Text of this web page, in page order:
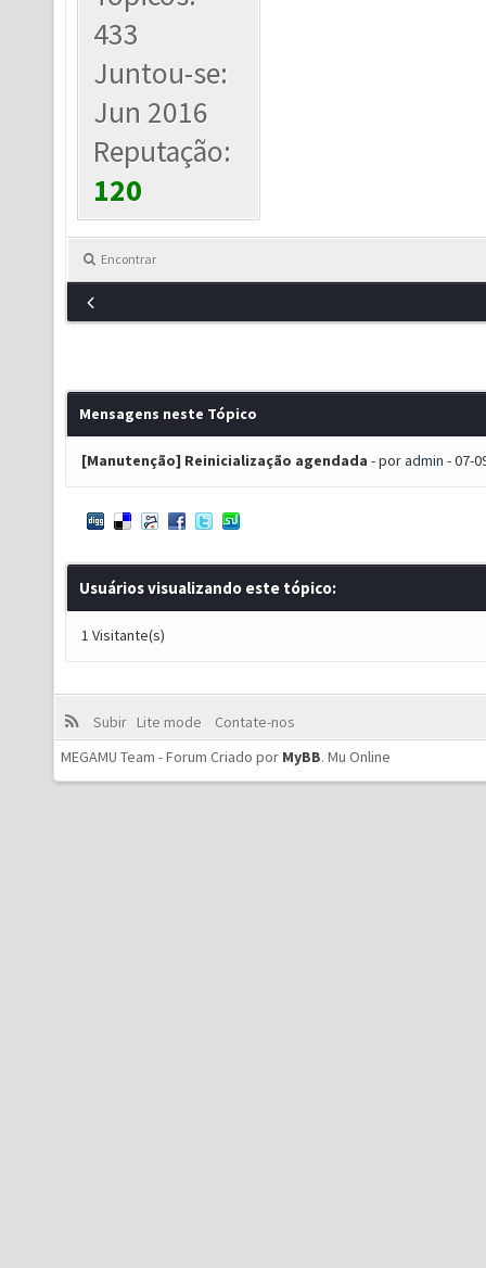
433
Juntou-se:
Jun 2016
Reputação:
120
Encontrar
Mensagens neste Tópico
[Manutenção] Reinicialização agendada - poradmin - 07-
Usuários visualizando este tópico:
1 Visitante(s)
Subir Lite mode
Contate-nos
MEGAMU Team - Forum Criado por MyBB. Mu Online